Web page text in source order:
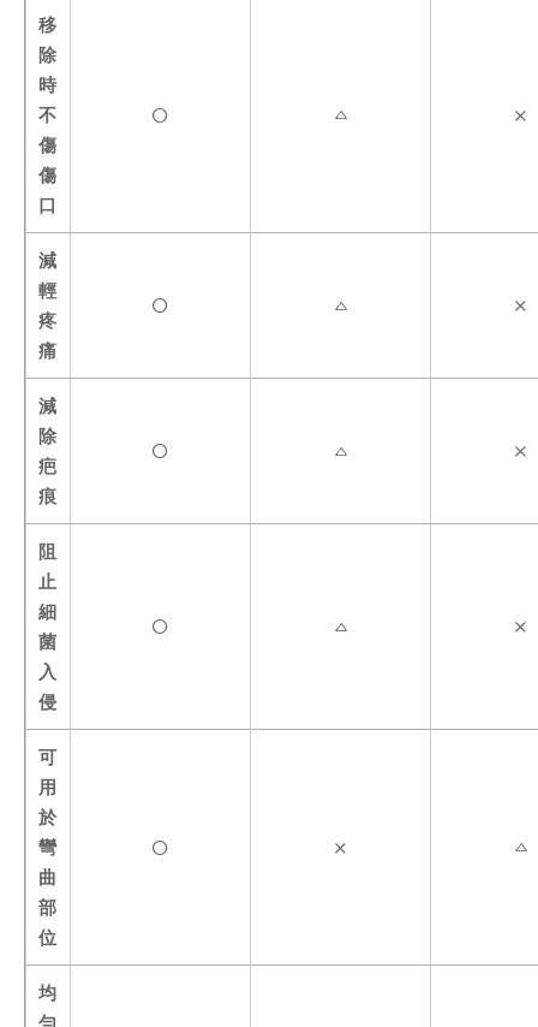
移
除
時
不
傷
傷
口
減
輕
疼
痛
減
除
疤
痕
阻
止
細
菌
入
侵
可
用
於
彎
曲
部
位
均
勻